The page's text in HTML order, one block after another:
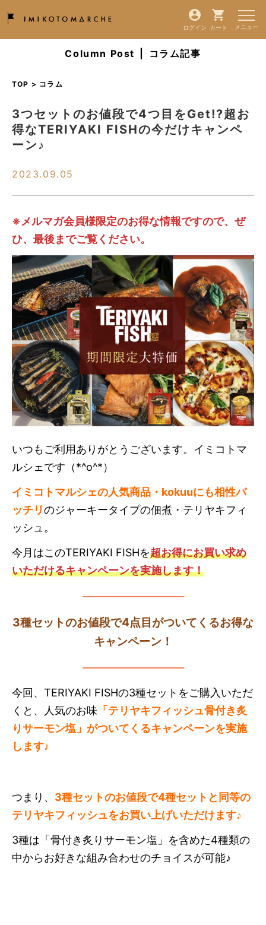
ログイン カート
Column Post コラム記事
TOP > コラム
3つセットのお値段で4つ目をGet!?超お
得なTERIYAKI FISHの今だけキャンペ
ーン♪
2023.09.05
※メルマガ会員様限定のお得な情報ですので、ぜ
ひ、最後までご覧ください。
いつもご利用ありがとうございます。イミコトマ
ルシェです（*^o^*）
イミコトマルシェの人気商品・kokuuにも相性バ
ッチリのジャーキータイプの佃煮・テリヤキフィ
ッシュ。
今月はこのTERIYAKI FISHを超お得にお買い求め
いただけるキャンペーンを実施します！
—————————
3種セットのお値段で4点目がついてくるお得な
キャンペーン！
—————————
今回、TERIYAKI FISHの3種セットをご購入いただ
くと、人気のお味 「テリヤキフィッシュ骨付き炙
りサーモン塩」がついてくるキャンペーンを実施
します♪
つまり、 3種セットのお値段で4種セットと同等の
テリヤキフィッシュをお買い上げいただけます♪
3種は「骨付き炙りサーモン塩」を含めた4種類の
中からお好きな組み合わせのチョイスが可能♪